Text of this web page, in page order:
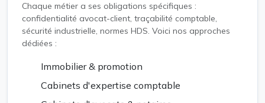
Chaque métier a ses obligations spécifiques :
confidentialité avocat-client, traçabilité comptable,
sécurité industrielle, normes HDS. Voici nos approches
dédiées :
Immobilier & promotion
Cabinets d'expertise comptable